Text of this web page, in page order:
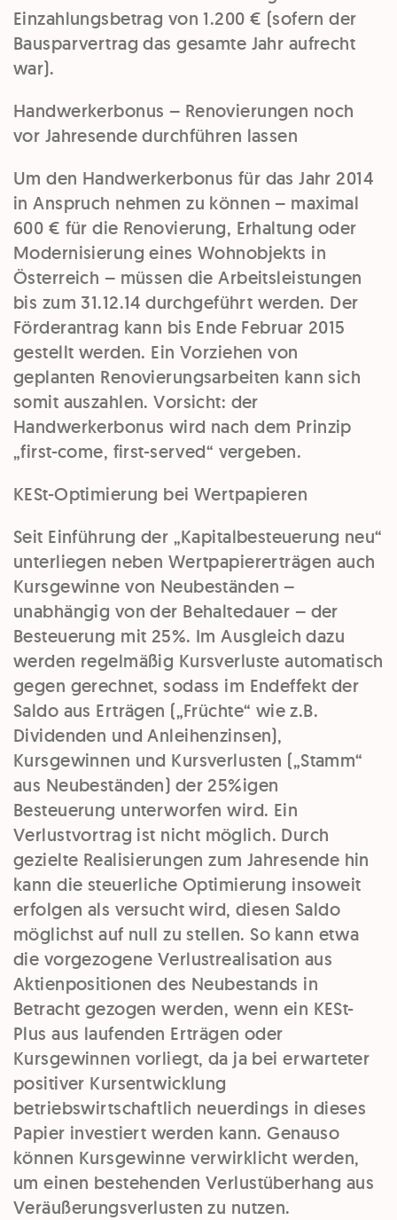
Einzahlungsbetrag von 1.200 € (sofern der
Bausparvertrag das gesamte Jahr aufrecht
war).
Handwerkerbonus – Renovierungen noch
vor Jahresende durchführen lassen
Um den Handwerkerbonus für dasJahr 2014
in Anspruch nehmen zu können – maximal
600 € für die Renovierung, Erhaltung oder
Modernisierung eines Wohnobjekts in
Österreich – müssen dieArbeitsleistungen
bis zum 31.12.14 durchgeführt werden. Der
Förderantrag kann bis Ende Februar 2015
gestellt werden. Ein Vorziehen von
geplanten Renovierungsarbeiten kann sich
somit auszahlen.Vorsicht: der
Handwerkerbonus wird nach dem Prinzip
„first-come, first-served“ vergeben.
KESt-Optimierung bei Wertpapieren
Seit Einführung der „Kapitalbesteuerung neu“
unterliegen neben Wertpapiererträgen auch
Kursgewinne von Neubeständen –
unabhängig von der Behaltedauer – der
Besteuerung mit 25%. Im Ausgleich dazu
werden regelmäßig Kursverluste automatisch
gegen gerechnet, sodass im Endeffekt der
Saldo aus Erträgen („Früchte“ wie z.B.
Dividenden und Anleihenzinsen),
Kursgewinnen und Kursverlusten („Stamm“
aus Neubeständen) der 25%igen
Besteuerung unterworfen wird. Ein
Verlustvortrag ist nicht möglich. Durch
gezielte Realisierungen zum Jahresende hin
kann die steuerliche Optimierung insoweit
erfolgen als versucht wird, diesen Saldo
möglichstauf null zu stellen. So kann etwa
die vorgezogene Verlustrealisation aus
Aktienpositionen des Neubestands in
Betracht gezogen werden, wenn ein KESt-
Plus aus laufenden Erträgen oder
Kursgewinnen vorliegt, da ja bei erwarteter
positiver Kursentwicklung
betriebswirtschaftlich neuerdings in dieses
Papier investiert werden kann. Genauso
können Kursgewinne verwirklicht werden,
um einen bestehenden Verlustüberhang aus
Veräußerungsverlusten zu nutzen.